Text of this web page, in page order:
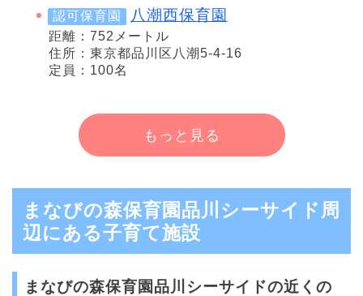
認可保育園 八潮西保育園
距離：752メートル
住所：東京都品川区八潮5-4-16
定員：100名
もっと見る
まなびの森保育園品川シーサイド周
辺にある子育て施設
まなびの森保育園品川シーサイドの近くの